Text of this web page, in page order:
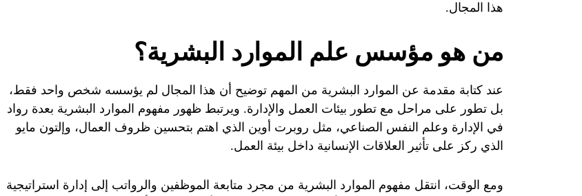
هذا المجال.
من هو مؤسس علم الموارد البشرية؟
عند كتابة مقدمة عن الموارد البشرية من المهم توضيح أن هذا المجال لم يؤسسه شخص واحد فقط،
بل تطور على مراحل مع تطور بيئات العمل والإدارة. ويرتبط ظهور مفهوم الموارد البشرية بعدة رواد
في الإدارة وعلم النفس الصناعي، مثل روبرت أوين الذي اهتم بتحسين ظروف العمال، وإلتون مايو
الذي ركز على تأثير العلاقات الإنسانية داخل بيئة العمل.
ومع الوقت، انتقل مفهوم الموارد البشرية من مجرد متابعة الموظفين والرواتب إلى إدارة استراتيجية